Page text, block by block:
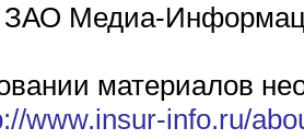
Медиа-
материалов
www.insur-info.ru/